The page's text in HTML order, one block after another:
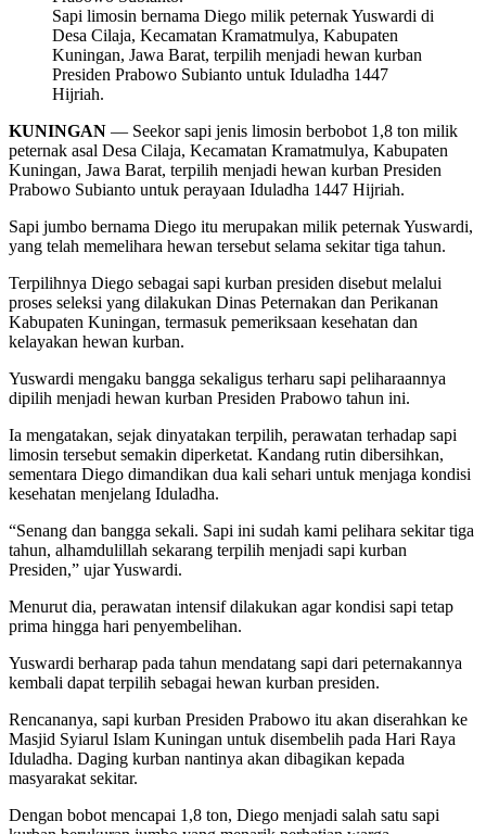
Sapi limosin bernama Diego milik peternak Yuswardi di
Desa Cilaja, Kecamatan Kramatmulya, Kabupaten
Kuningan, Jawa Barat, terpilih menjadi hewan kurban
Presiden Prabowo Subianto untuk Iduladha 1447
Hijriah.
KUNINGAN — Seekor sapi jenis limosin berbobot 1,8 ton milik
peternak asal Desa Cilaja, Kecamatan Kramatmulya, Kabupaten
Kuningan, Jawa Barat, terpilih menjadi hewan kurban Presiden
Prabowo Subianto untuk perayaan Iduladha 1447 Hijriah.
Sapi jumbo bernama Diego itu merupakan milik peternak Yuswardi,
yang telah memelihara hewan tersebut selama sekitar tiga tahun.
Terpilihnya Diego sebagai sapi kurban presiden disebut melalui
proses seleksi yang dilakukan Dinas Peternakan dan Perikanan
Kabupaten Kuningan, termasuk pemeriksaan kesehatan dan
kelayakan hewan kurban.
Yuswardi mengaku bangga sekaligus terharu sapi peliharaannya
dipilih menjadi hewan kurban Presiden Prabowo tahun ini.
Ia mengatakan, sejak dinyatakan terpilih, perawatan terhadap sapi
limosin tersebut semakin diperketat. Kandang rutin dibersihkan,
sementara Diego dimandikan dua kali sehari untuk menjaga kondisi
kesehatan menjelang Iduladha.
“Senang dan bangga sekali. Sapi ini sudah kami pelihara sekitar tiga
tahun, alhamdulillah sekarang terpilih menjadi sapi kurban
Presiden,” ujar Yuswardi.
Menurut dia, perawatan intensif dilakukan agar kondisi sapi tetap
prima hingga hari penyembelihan.
Yuswardi berharap pada tahun mendatang sapi dari peternakannya
kembali dapat terpilih sebagai hewan kurban presiden.
Rencananya, sapi kurban Presiden Prabowo itu akan diserahkan ke
Masjid Syiarul Islam Kuningan untuk disembelih pada Hari Raya
Iduladha. Daging kurban nantinya akan dibagikan kepada
masyarakat sekitar.
Dengan bobot mencapai 1,8 ton, Diego menjadi salah satu sapi